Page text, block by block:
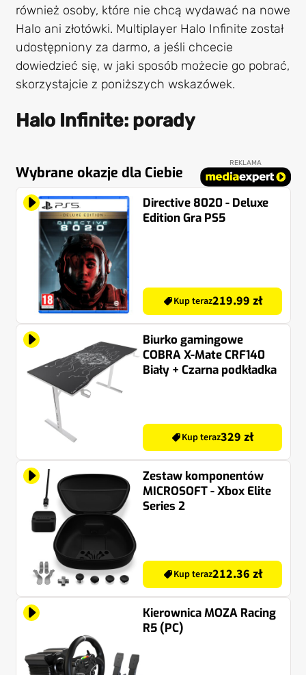
również osoby, które nie chcą wydawać na nowe
Halo ani złotówki. Multiplayer Halo Infinite został
udostępniony za darmo, a jeśli chcecie
dowiedzieć się, w jaki sposób możecie go pobrać,
skorzystajcie z poniższych wskazówek.
Halo Infinite: porady
Wybrane okazje dla Ciebie
REKLAMA
Directive 8020 - Deluxe
Edition Gra PS5
Kup teraz219.99 zł
Biurko gamingowe
COBRA X-Mate CRF140
Biały + Czarna podkładka
Kup teraz329 zł
Zestaw komponentów
MICROSOFT - Xbox Elite
Series 2
Kup teraz212.36 zł
Kierownica MOZA Racing
R5 (PC)